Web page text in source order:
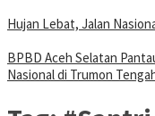
Hujan Lebat, Jalan
BPBD Aceh Selatan
Nasional di Trumon